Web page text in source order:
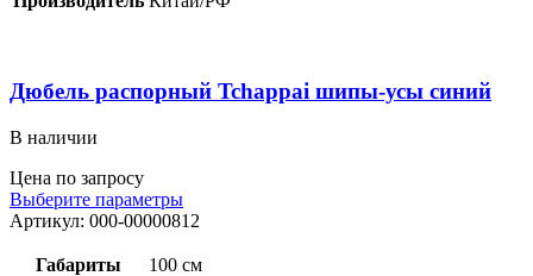
Дюбель распорный Tchappai шипы-усы синий
В наличии
Цена по запросу
Выберите параметры
Артикул: 000-00000812
Габариты 100 см